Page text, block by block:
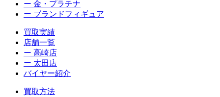
ー 金・プラチナ
ー ブランドフィギュア
買取実績
店舗一覧
ー 高崎店
ー 太田店
バイヤー紹介
買取方法